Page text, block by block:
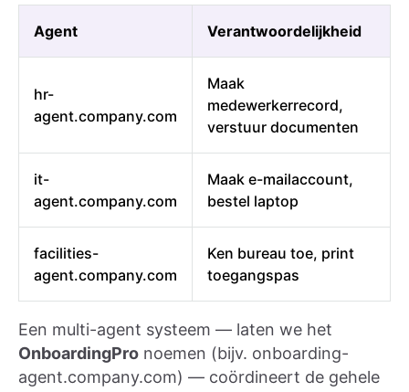
Agent Verantwoordelijkheid
hr-
agent.company.com
Maak
medewerkerrecord,
verstuur documenten
it-
agent.company.com
Maak e-mailaccount,
bestel laptop
facilities-
agent.company.com
Ken bureau toe, print
toegangspas
Een multi-agent systeem — laten we het
OnboardingPro noemen (bijv. onboarding-
agent.company.com) — coördineert de gehele